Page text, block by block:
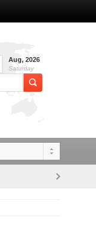
Aug, 2026
Saturday